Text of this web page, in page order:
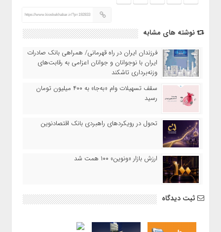
https://www.kioskekhabar.ir/?p=192833
نوشته های مشابه
​فرزندان ایران در راه قهرمانی/ همراهی بانک صادرات
ایران با نوجوانان و جوانان اعزامی به رقابت‌های
وزنه‌برداری تاشکند
سقف تسهیلات وام «به‌جا» به ۴۰۰ میلیون تومان
رسید
تحول در رویکردهای راهبردی بانک اقتصادنوین
ارزش بازار «ونوین» ۱۰۰ همت شد
ثبت دیدگاه